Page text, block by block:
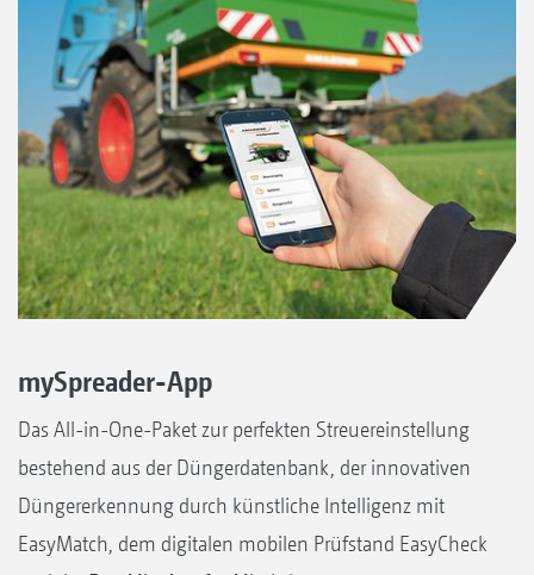
mySpreader-App
Das All-in-One-Paket zur perfekten Streuereinstellung
bestehend aus der Düngerdatenbank, der innovativen
Düngererkennung durch künstliche Intelligenz mit
EasyMatch, dem digitalen mobilen Prüfstand EasyCheck